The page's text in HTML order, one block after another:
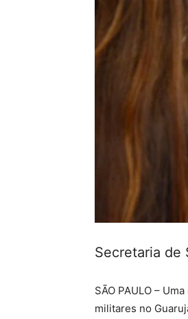
Secretaria de
SÃO PAULO –
militares no